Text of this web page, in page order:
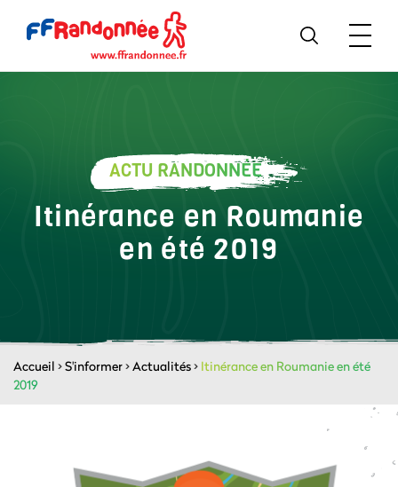
ACTU RANDONNÉE
Itinérance en Roumanie
en été 2019
Accueil >S'informer>Actualités> Itinérance en Roumanie en été
2019